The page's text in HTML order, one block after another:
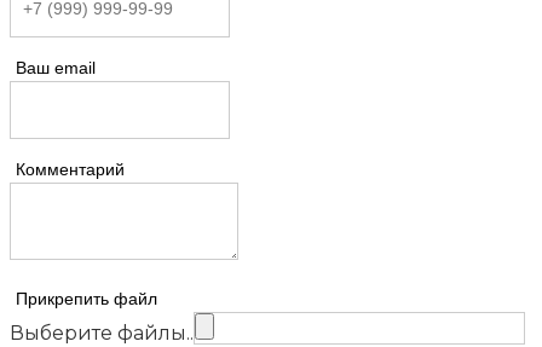
Ваш email
Комментарий
Прикрепить файл
Выберите файлы..